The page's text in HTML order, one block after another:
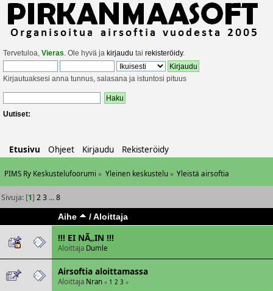
Tervetuloa, Vieras. Ole hyvä ja kirjaudu tai rekisteröidy.
Kirjautuaksesi anna tunnus, salasana ja istuntosi pituus
Uutiset:
Etusivu Ohjeet Kirjaudu Rekisteröidy
PIMS Ry Keskustelufoorumi » Yleinen keskustelu» Yleistä airsoftia
Sivuja: [1]2 3 ...8
Aihe /Aloittaja
!!! EI NÃ„IN !!!
Aloittaja Dumle
Airsoftia aloittamassa
Aloittaja Nran « 1 2 3 »